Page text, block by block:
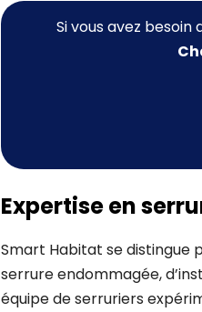
Si vous avez besoin
Expertise en
Smart Habitat se distingue
serrure endommagée,
équipe de serruriers